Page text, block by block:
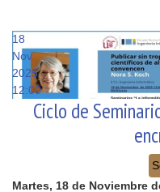
18
Nov
2025
12:00
Ciclo de
Martes, 18 de Noviembre